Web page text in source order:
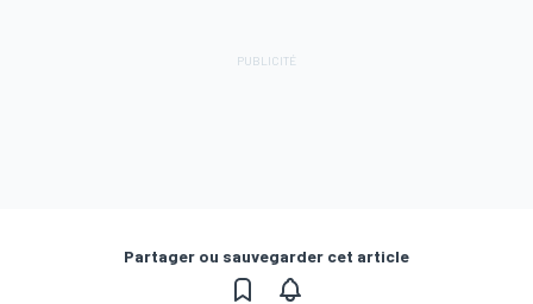
Partager ou sauvegarder cet article